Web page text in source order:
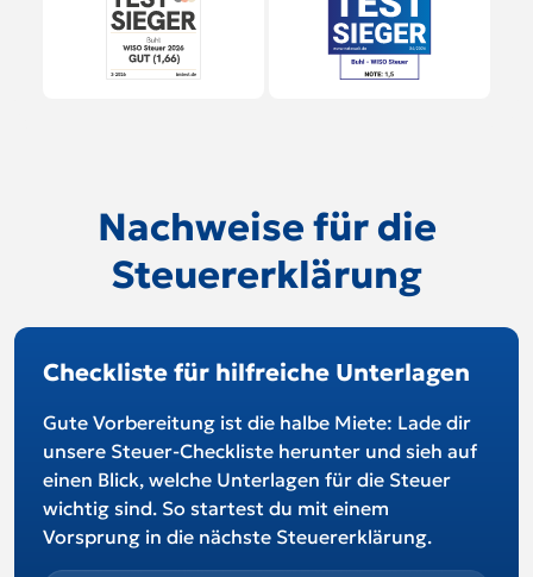
Nachweise für die
Steuererklärung
Checkliste für hilfreiche Unterlagen
Gute Vorbereitung ist die halbe Miete: Lade dir
unsere Steuer-Checkliste herunter und sieh auf
einen Blick, welche Unterlagen für die Steuer
wichtig sind. So startest du mit einem
Vorsprung in die nächste Steuererklärung.